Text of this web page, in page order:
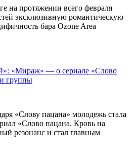
на протяжении всего февраля
эксклюзивную романтическую
бара Ozone Area
«Мираж» — о сериале «Слово
группы
«Слову пацана» молодежь стала
«Слово пацана. Кровь на
резонанс и стал главным